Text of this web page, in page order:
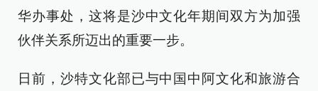
华办事处，这将是沙中文化年期间双方为加强
伙伴关系所迈出的重要一步。
日前，沙特文化部已与中国中阿文化和旅游合